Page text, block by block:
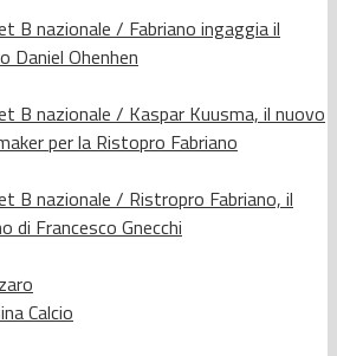
B nazionale / Fabriano ingaggia il
Daniel Ohenhen
B nazionale / Kaspar Kuusma, il nuovo
per la Ristopro Fabriano
B nazionale / Ristropro Fabriano, il
di Francesco Gnecchi
Calcio